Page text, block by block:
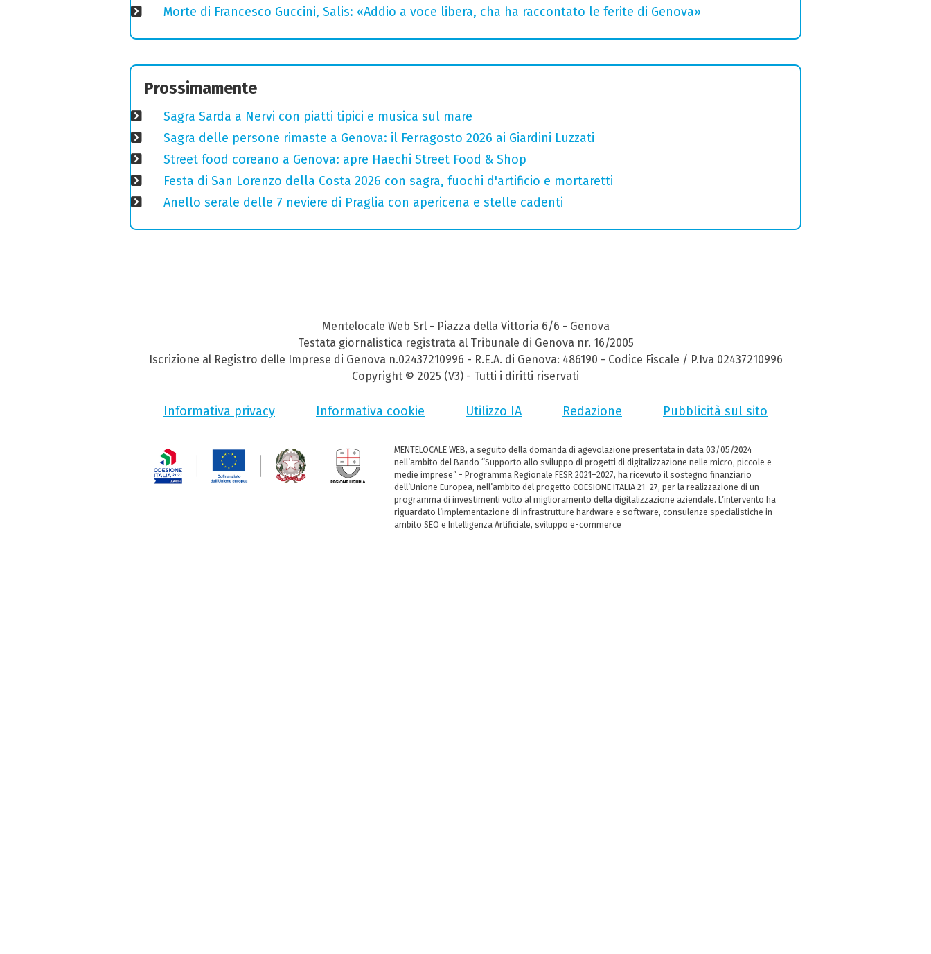
Morte di Francesco Guccini, Salis: «Addio a voce libera, cha ha raccontato le ferite di Genova»
Prossimamente
Sagra Sarda a Nervi con piatti tipici e musica sul mare
Sagra delle persone rimaste a Genova: il Ferragosto 2026 ai Giardini Luzzati
Street food coreano a Genova: apre Haechi Street Food & Shop
Festa di San Lorenzo della Costa 2026 con sagra, fuochi d'artificio e mortaretti
Anello serale delle 7 neviere di Praglia con apericena e stelle cadenti
Mentelocale Web Srl - Piazza della Vittoria 6/6 - Genova
Testata giornalistica registrata al Tribunale di Genova nr. 16/2005
Iscrizione al Registro delle Imprese di Genova n.02437210996 - R.E.A. di Genova: 486190 - Codice Fiscale / P.Iva 02437210996
Copyright © 2025 (V3) - Tutti i diritti riservati
Informativa privacy Informativa cookie Utilizzo IA Redazione Pubblicità sul sito
MENTELOCALE WEB, a seguito della domanda di agevolazione presentata in data 03/05/2024
nell’ambito del Bando “Supporto allo sviluppo di progetti di digitalizzazione nelle micro, piccole e
medie imprese” - Programma Regionale FESR 2021–2027, ha ricevuto il sostegno finanziario
dell’Unione Europea, nell’ambito del progetto COESIONE ITALIA 21–27, per la realizzazione di un
programma di investimenti volto al miglioramento della digitalizzazione aziendale. L’intervento ha
riguardato l’implementazione di infrastrutture hardware e software, consulenze specialistiche in
ambito SEO e Intelligenza Artificiale, sviluppo e-commerce